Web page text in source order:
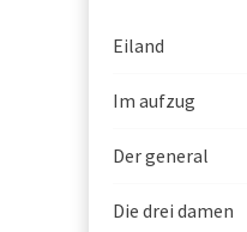
Eiland
Im aufzug
Der general
Die drei damen